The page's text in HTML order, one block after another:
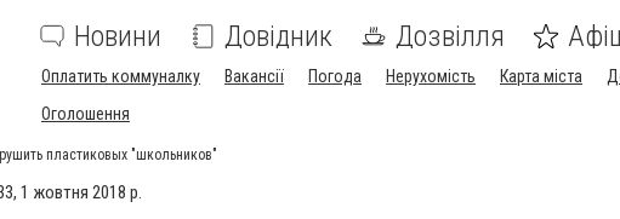
Новини Довідник Дозвілля
Оплатить коммуналку Вакансії Погода Нерухомість Карта міста
Оголошення
пластиковых "школьников"
1 жовтня 2018 р.